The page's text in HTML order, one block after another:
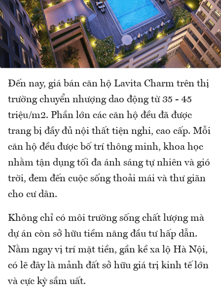
Đến nay, giá bán căn hộ Lavita Charm trên thị
trường chuyển nhượng dao động từ 35 - 45
triệu/m2. Phần lớn các căn hộ đều đã được
trang bị đầy đủ nội thất tiện nghi, cao cấp. Mỗi
căn hộ đều được bố trí thông minh, khoa học
nhằm tận dụng tối đa ánh sáng tự nhiên và gió
trời, đem đến cuộc sống thoải mái và thư giãn
cho cư dân.
Không chỉ có môi trường sống chất lượng mà
dự án còn sở hữu tiềm năng đầu tư hấp dẫn.
Nằm ngay vị trí mặt tiền, gần kề xa lộ Hà Nội,
có lẽ đây là mảnh đất sở hữu giá trị kinh tế lớn
và cực kỳ sầm uất.